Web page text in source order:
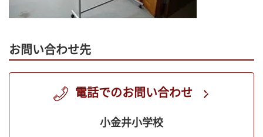
お問い合わせ先
電話でのお問い合わせ
小金井小学校